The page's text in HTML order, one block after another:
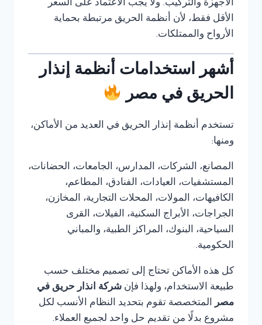
الأجهزة والتركيب. ولا يجب الاعتماد على السعر
الأقل فقط، لأن أنظمة الحريق مرتبطة بحماية
الأرواح والممتلكات.
أشهر استخدامات أنظمة إنذار
الحريق في مصر
تستخدم أنظمة إنذار الحريق في العديد من الأماكن،
ومنها:
المصانع، الشركات، المدارس، الجامعات، الحضانات،
المستشفيات، العيادات، الفنادق، المطاعم،
الكافيهات، المولات، المحلات التجارية، المخازن،
الجراجات، الأبراج السكنية، الفيلات، القرى
السياحية، البنوك، المراكز الطبية، والمباني
الحكومية.
كل هذه الأماكن تحتاج إلى تصميم مختلف حسب
طبيعة الاستخدام، ولهذا فإن شركة انذار حريق في
مصر المتخصصة تقوم بتحديد النظام الأنسب لكل
مشروع بدلًا من تقديم حل واحد لجميع العملاء.